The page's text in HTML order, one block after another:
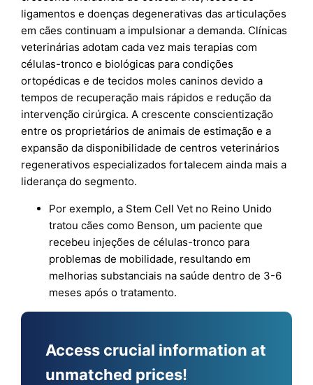
ligamentos e doenças degenerativas das articulações
em cães continuam a impulsionar a demanda. Clínicas
veterinárias adotam cada vez mais terapias com
células-tronco e biológicas para condições
ortopédicas e de tecidos moles caninos devido a
tempos de recuperação mais rápidos e redução da
intervenção cirúrgica. A crescente conscientização
entre os proprietários de animais de estimação e a
expansão da disponibilidade de centros veterinários
regenerativos especializados fortalecem ainda mais a
liderança do segmento.
Por exemplo, a Stem Cell Vet no Reino Unido
tratou cães como Benson, um paciente que
recebeu injeções de células-tronco para
problemas de mobilidade, resultando em
melhorias substanciais na saúde dentro de 3-6
meses após o tratamento.
Access crucial information at
unmatched prices!